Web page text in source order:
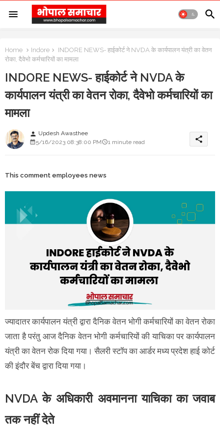
Home Indore
INDORE NEWS- हाईकोर्ट ने NVDA के कार्यपालन यंत्री का वेतन
रोका, दैवेभो कर्मचारियों का मामला
INDORE NEWS- हाईकोर्ट ने NVDA के
कार्यपालन यंत्री का वेतन रोका, दैवेभो कर्मचारियों का
मामला
person Updesh Awasthee
5/16/2023 08:38:00 PM
1 minute read share
This comment employees news
ज्यादातर कार्यपालन यंत्री द्वारा दैनिक वेतन भोगी कर्मचारियों का वेतन रोका
जाता है परंतु आज दैनिक वेतन भोगी कर्मचारियों की याचिका पर कार्यपालन
यंत्री का वेतन रोक दिया गया। सैलरी स्टॉप का आर्डर मध्य प्रदेश हाई कोर्ट
की इंदौर बेंच द्वारा दिया गया।
NVDA के अधिकारी अवमानना याचिका का जवाब
तक नहीं देते